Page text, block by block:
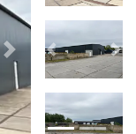
VolgendeVorige